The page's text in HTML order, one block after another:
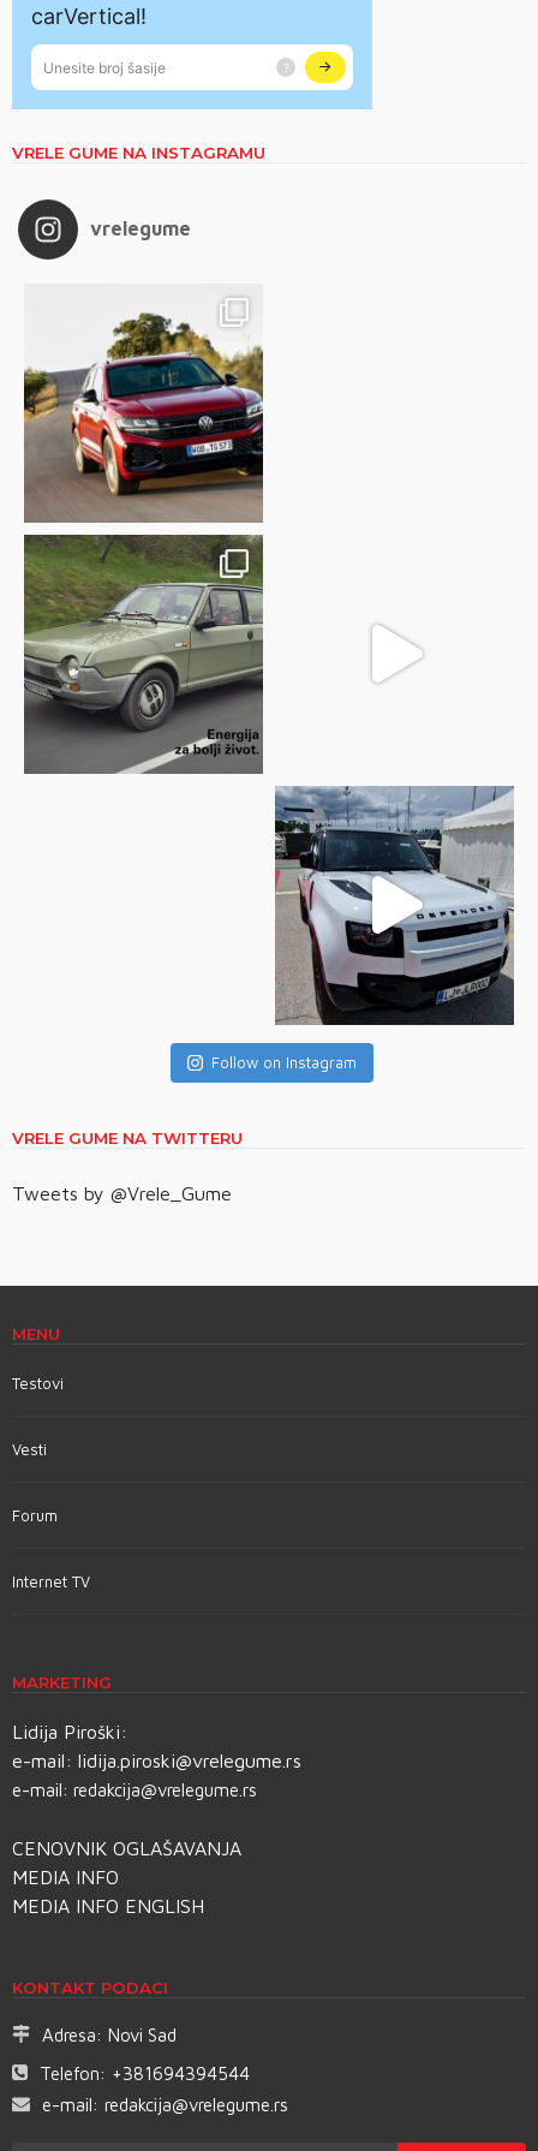
VRELE GUME NA INSTAGRAMU
vrelegume
Follow on Instagram
VRELE GUME NA TWITTERU
Tweets by @Vrele_Gume
MENU
Testovi
Vesti
Forum
Internet TV
MARKETING
Lidija Piroški:
e-mail: lidija.piroski@vrelegume.rs
e-mail: redakcija@vrelegume.rs
CENOVNIK OGLAŠAVANJA
MEDIA INFO
MEDIA INFO ENGLISH
KONTAKT PODACI
Adresa: Novi Sad
Telefon: +381694394544
e-mail: redakcija@vrelegume.rs